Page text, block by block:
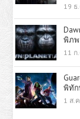
19 ธ
พิภพ
11 ก
พิทัก
1 ส.